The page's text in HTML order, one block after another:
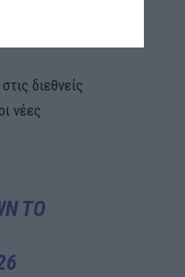
διεθνείς
νέες
TO